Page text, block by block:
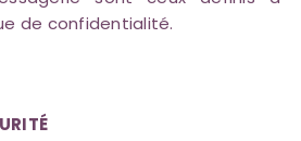
de confidentialité.